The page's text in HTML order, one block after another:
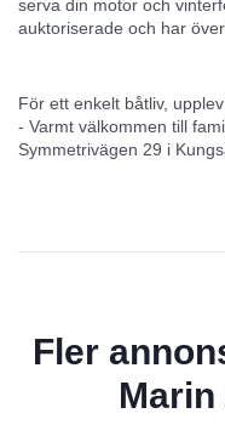
serva din motor och
auktoriserade och har
För ett enkelt båtliv,
- Varmt välkommen till
Symmetrivägen 29 i
Fler